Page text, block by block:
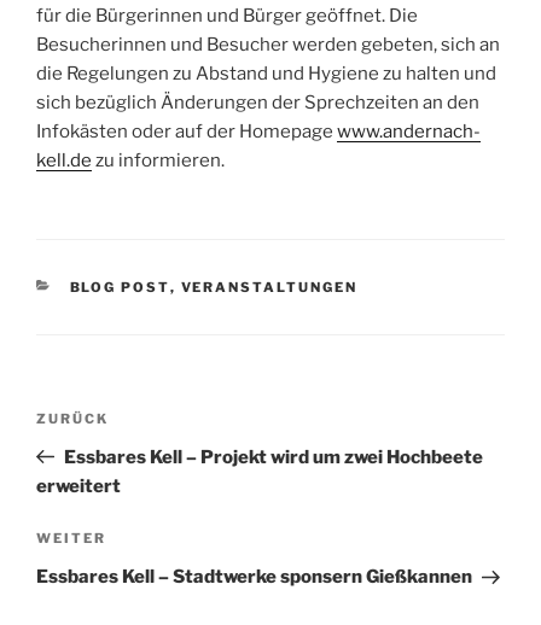
für die Bürgerinnen und Bürger geöffnet. Die
Besucherinnen und Besucher werden gebeten, sich an
die Regelungen zu Abstand und Hygiene zu halten und
sich bezüglich Änderungen der Sprechzeiten an den
Infokästen oder auf der Homepage www.andernach-
kell.de zu informieren.
KATEGORIEN
BLOG POST, VERANSTALTUNGEN
Beitragsnavigation
Vorheriger
Beitrag
ZURÜCK
Essbares Kell – Projekt wird um zwei Hochbeete
erweitert
Nächster
Beitrag
WEITER
Essbares Kell – Stadtwerke sponsern Gießkannen